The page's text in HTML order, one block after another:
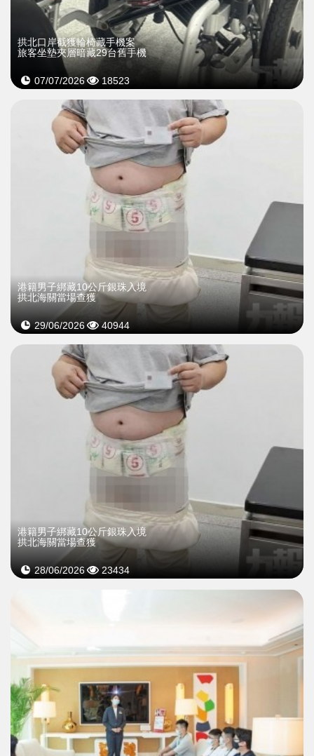
拱北口岸截獲輪椅藏手機案
旅客坐墊夾層暗藏29台舊手機
07/07/2026 18523
港籍男子綁藏10公斤銀珠入境
拱北海關當場查獲
29/06/2026 40944
港籍男子綁藏10公斤銀珠入境
拱北海關當場查獲
28/06/2026 23434